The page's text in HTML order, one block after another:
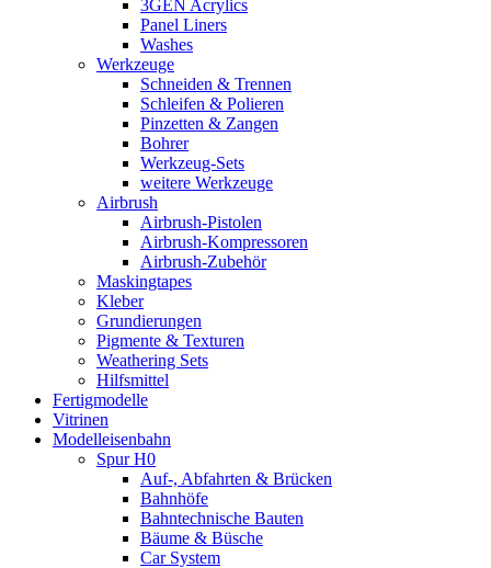
3GEN Acrylics
Panel Liners
Washes
Werkzeuge
Schneiden & Trennen
Schleifen & Polieren
Pinzetten & Zangen
Bohrer
Werkzeug-Sets
weitere Werkzeuge
Airbrush
Airbrush-Pistolen
Airbrush-Kompressoren
Airbrush-Zubehör
Maskingtapes
Kleber
Grundierungen
Pigmente & Texturen
Weathering Sets
Hilfsmittel
Fertigmodelle
Vitrinen
Modelleisenbahn
Spur H0
Auf-, Abfahrten & Brücken
Bahnhöfe
Bahntechnische Bauten
Bäume & Büsche
Car System